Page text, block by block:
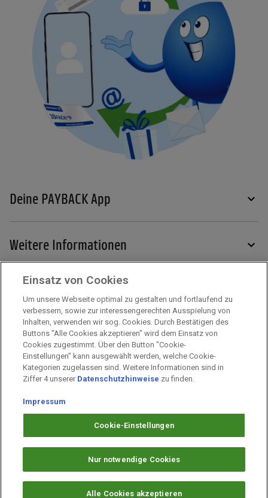
Deine PAYBACK App
Weitere Informationen
Mehr zu PAYBACK
Impressum
Arbeiten bei PAYBACK
Datenschutz
Cookie-Einstellungen
Einsatz von Cookies
Um unsere Webseite optimal zu gestalten und fortlaufend zu
verbessern, sowie zur interessengerechten Ausspielung von
Inhalten, verwenden wir sog. Cookies. Durch Bestätigen des
Buttons "Alle Cookies akzeptieren" wird dem Einsatz von
Cookies zugestimmt. Über den Button "Cookie-
Einstellungen" kann ausgewählt werden, welche Cookie-
Kategorien zugelassen sind. Weitere Informationen sind in
Ziffer 4 unserer Datenschutzhinweise zu finden.
Impressum
Cookie-Einstellungen
Nur notwendige Cookies
Alle Cookies akzeptieren